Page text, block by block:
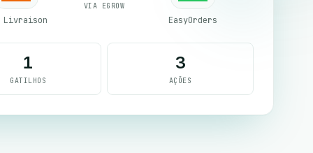
Livraison
VIA EGROW
EasyOrders
1
GATILHOS
3
AÇÕES